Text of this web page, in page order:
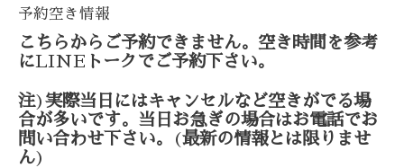
予約空き情報
こちらからご予約できません。空き時間を参考
にLINE トークでご予約下さい。
注) 実際当日にはキャンセルなど空きがでる場
合が多いです。当日お急ぎの場合はお電話でお
問い合わせ下さい。
(最新の情報とは限りませ
ん)